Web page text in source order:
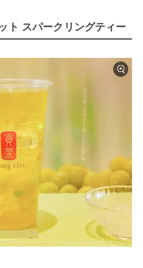
ト スパークリングティー